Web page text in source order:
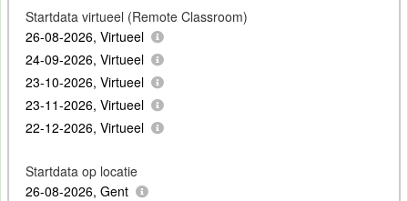
Startdata virtueel (Remote Classroom)
26-08-2026, Virtueel
24-09-2026, Virtueel
23-10-2026, Virtueel
23-11-2026, Virtueel
22-12-2026, Virtueel
Startdata op locatie
26-08-2026, Gent